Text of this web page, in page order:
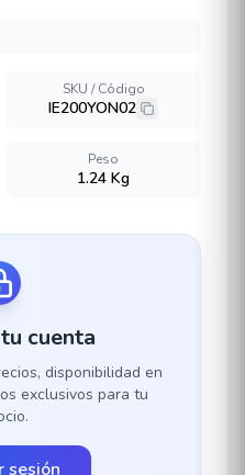
SKU / Código
IE200YON02
Peso
1.24 Kg
cuenta
disponibilidad en
exclusivos para tu
sesión